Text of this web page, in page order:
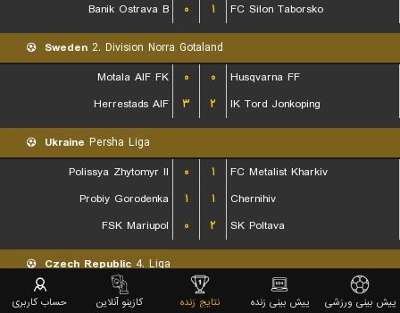
Banik Ostrava B
۰ ۱ FC Silon Taborsko
Sweden 2. Division Norra Gotaland
Motala AIF FK
۰ ۰
Husqvarna FF
Herrestads AIF
۳ ۲ IK Tord Jonkoping
Ukraine Persha Liga
Polissya Zhytomyr II
۰ ۱
FC Metalist Kharkiv
Probiy Gorodenka
۱ ۱
Chernihiv
FSK Mariupol
۰ ۲ SK Poltava
Czech Republic4. Liga
Brumov
۴
SK Prostejov B
پیش بینی ورزشی پیش بینی زنده نتایج زنده کازینو آنلاین حساب کاربری